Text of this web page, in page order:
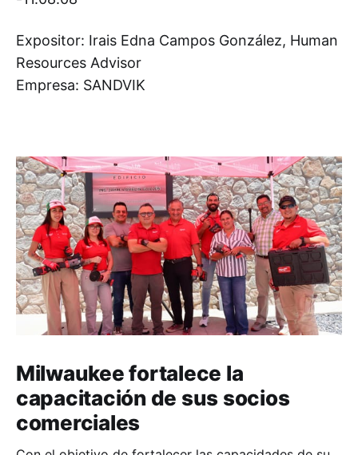
Expositor: Irais Edna Campos González, Human
Resources Advisor
Empresa: SANDVIK
Milwaukee fortalece la
capacitación de sus socios
comerciales